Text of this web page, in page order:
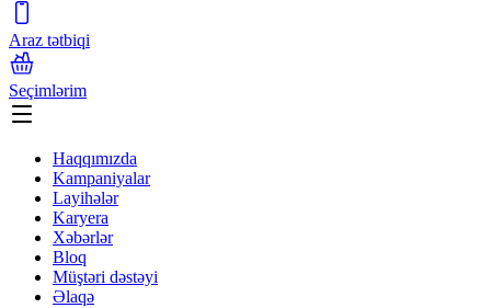
Araz tətbiqi
Seçimlərim
Haqqımızda
Kampaniyalar
Layihələr
Karyera
Xəbərlər
Bloq
Müştəri dəstəyi
Əlaqə